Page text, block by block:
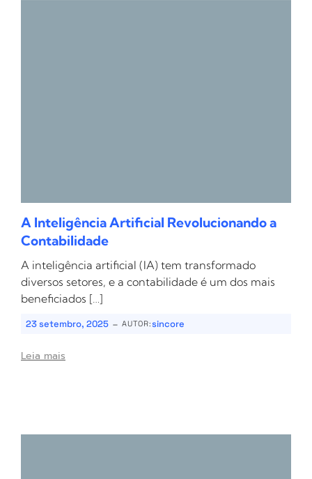
A Inteligência Artificial Revolucionando a
Contabilidade
A inteligência artificial (IA) tem transformado
diversos setores, e a contabilidade é um dos mais
beneficiados […]
23 setembro, 2025 - AUTOR:sincore
Leia mais